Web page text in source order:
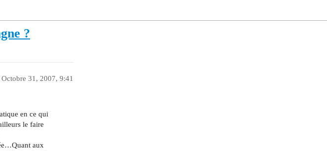
?
Octobre 31, 2007, 9:41
en ce qui
le faire
aux